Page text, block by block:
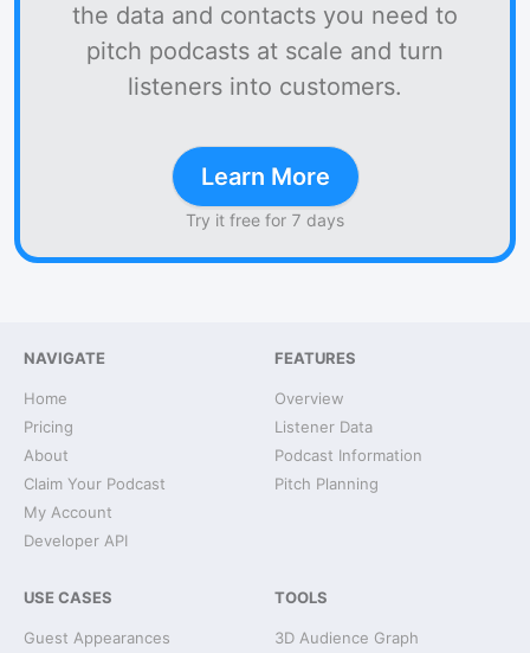
the data and contacts you need to
pitch podcasts at scale and turn
listeners into customers.
Learn More
Try it free for 7 days
NAVIGATE
Home
Pricing
About
Claim Your Podcast
My Account
Developer API
FEATURES
Overview
Listener Data
Podcast Information
Pitch Planning
USE CASES
Guest Appearances
TOOLS
3D Audience Graph